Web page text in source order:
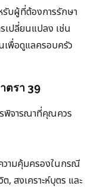
รับผู้ที่ต้องการรักษา
เปลี่ยนแปลง เช่น
พื่อดูแลครอบครัว
ตรา 39
รพิจารณาที่คุณควร
ามคุ้มครองในกรณี
, สงเคราะห์บุตร และ